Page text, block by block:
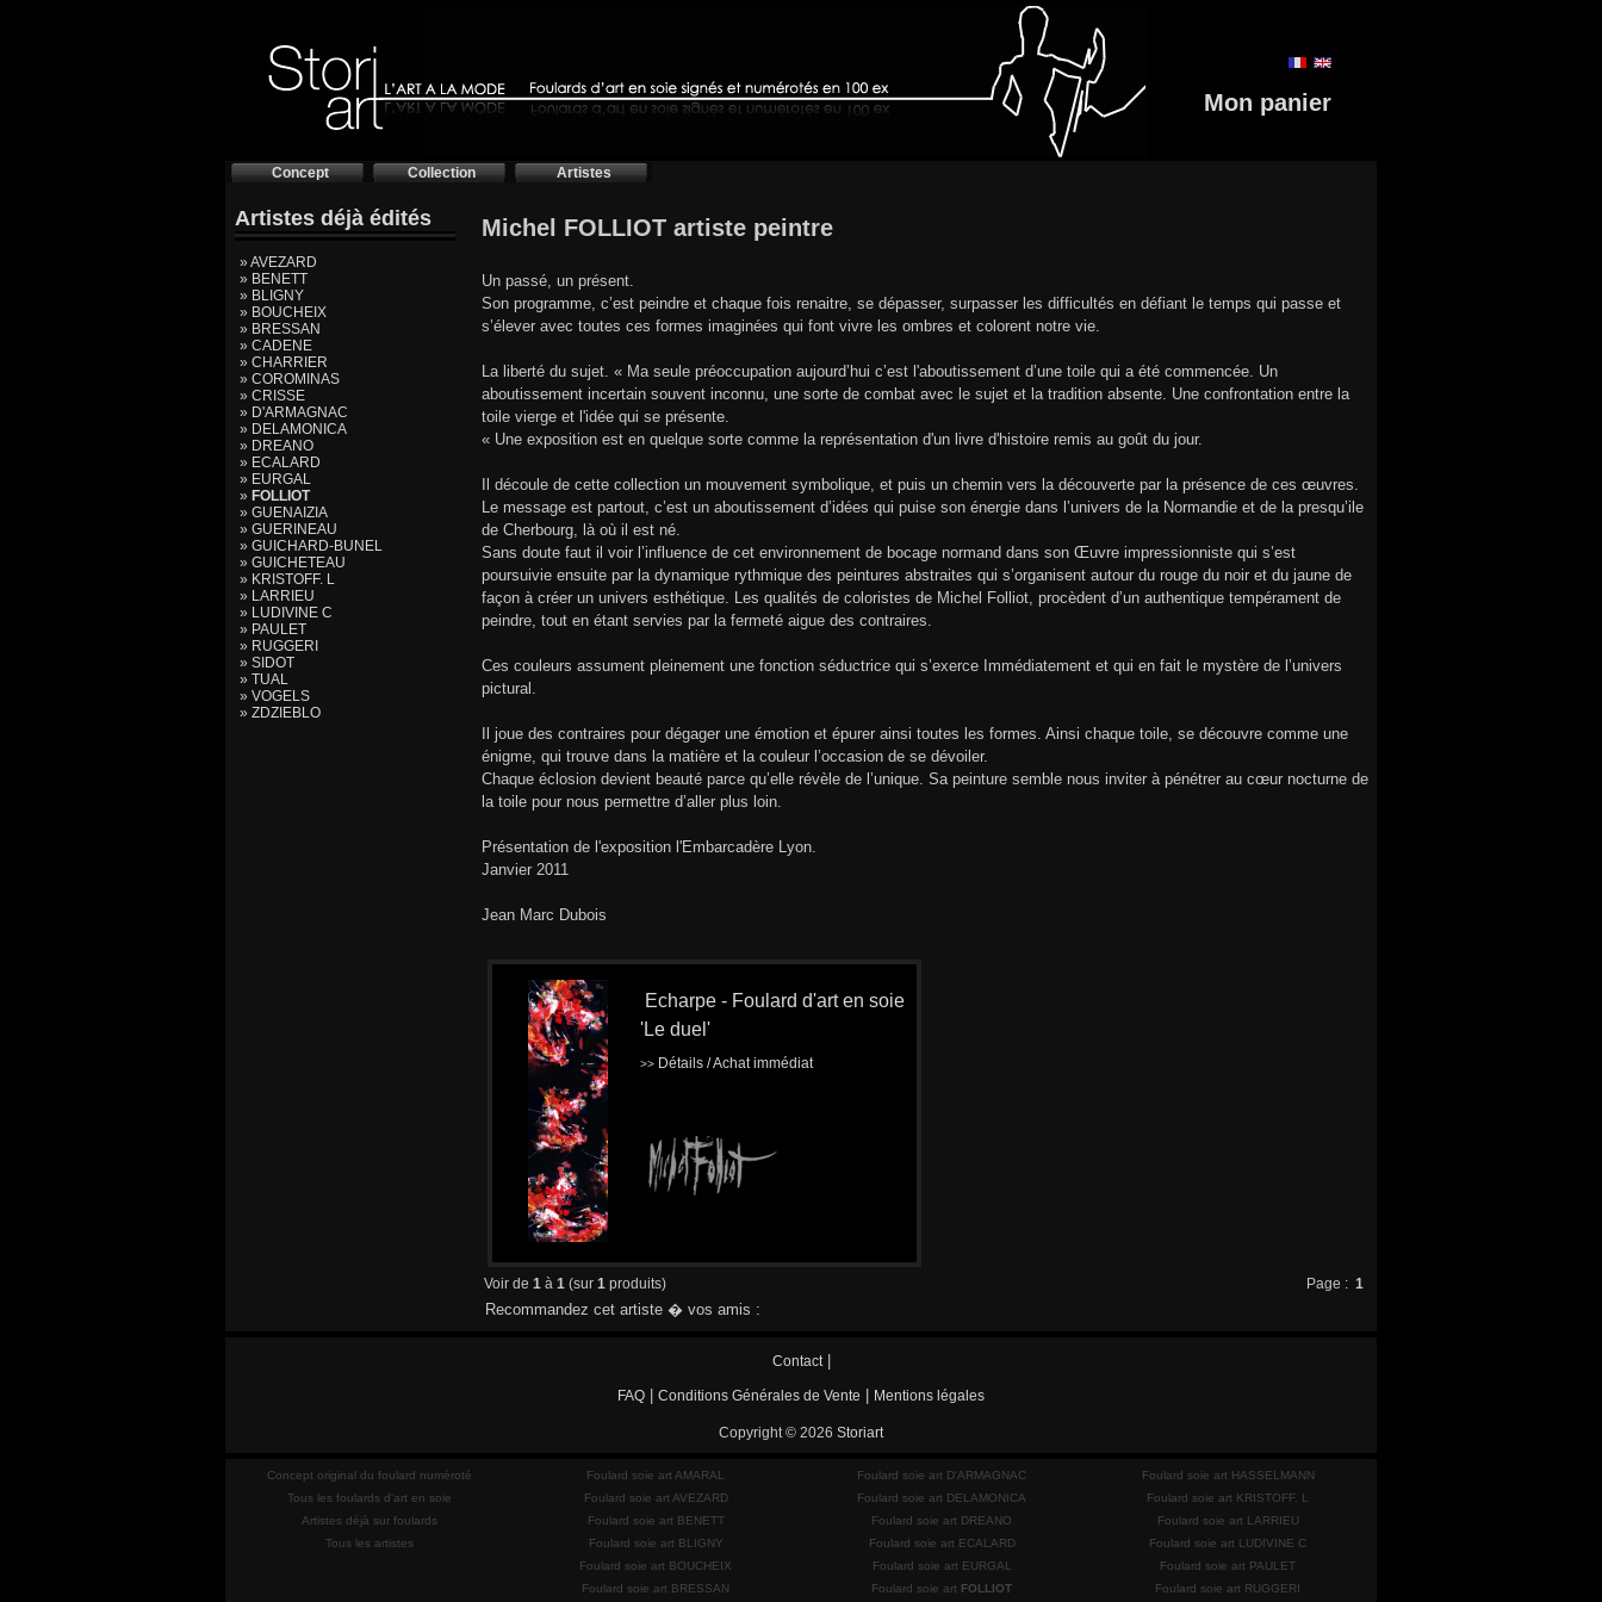
Mon panier
Concept Collection Artistes
Artistes déjà édités
» AVEZARD
» BENETT
» BLIGNY
» BOUCHEIX
» BRESSAN
» CADENE
» CHARRIER
» COROMINAS
» CRISSE
» D'ARMAGNAC
» DELAMONICA
» DREANO
» ECALARD
» EURGAL
» FOLLIOT
» GUENAIZIA
» GUERINEAU
» GUICHARD-BUNEL
» GUICHETEAU
» KRISTOFF. L
» LARRIEU
» LUDIVINE C
» PAULET
» RUGGERI
» SIDOT
» TUAL
» VOGELS
» ZDZIEBLO
Michel FOLLIOT artiste peintre
Un passé, un présent.
Son programme, c’est peindre et chaque fois renaitre, se dépasser, surpasser les difficultés en défiant le temps qui passe et
s’élever avec toutes ces formes imaginées qui font vivre les ombres et colorent notre vie.
La liberté du sujet. « Ma seule préoccupation aujourd’hui c’est l'aboutissement d’une toile qui a été commencée. Un
aboutissement incertain souvent inconnu, une sorte de combat avec le sujet et la tradition absente. Une confrontation entre la
toile vierge et l'idée qui se présente.
« Une exposition est en quelque sorte comme la représentation d'un livre d'histoire remis au goût du jour.
Il découle de cette collection un mouvement symbolique, et puis un chemin vers la découverte par la présence de ces œuvres.
Le message est partout, c’est un aboutissement d’idées qui puise son énergie dans l’univers de la Normandie et de la presqu’ile
de Cherbourg, là où il est né.
Sans doute faut il voir l’influence de cet environnement de bocage normand dans son Œuvre impressionniste qui s’est
poursuivie ensuite par la dynamique rythmique des peintures abstraites qui s’organisent autour du rouge du noir et du jaune de
façon à créer un univers esthétique. Les qualités de coloristes de Michel Folliot, procèdent d’un authentique tempérament de
peindre, tout en étant servies par la fermeté aigue des contraires.
Ces couleurs assument pleinement une fonction séductrice qui s’exerce Immédiatement et qui en fait le mystère de l’univers
pictural.
Il joue des contraires pour dégager une émotion et épurer ainsi toutes les formes. Ainsi chaque toile, se découvre comme une
énigme, qui trouve dans la matière et la couleur l’occasion de se dévoiler.
Chaque éclosion devient beauté parce qu’elle révèle de l’unique. Sa peinture semble nous inviter à pénétrer au cœur nocturne de
la toile pour nous permettre d’aller plus loin.
Présentation de l'exposition l'Embarcadère Lyon.
Janvier 2011
Jean Marc Dubois
Echarpe - Foulard d'art en soie
'Le duel'
>> Détails / Achat immédiat
Voir de 1 à 1 (sur 1 produits) Page : 1
Recommandez cet artiste � vos amis :
Contact|
FAQ Conditions Générales de Vente Mentions légales
Copyright © 2026 Storiart
Concept original du foulard numéroté
Tous les foulards d'art en soie
Artistes déjà sur foulards
Tous les artistes
Foulard soie art AMARAL
Foulard soie art AVEZARD
Foulard soie art BENETT
Foulard soie art BLIGNY
Foulard soie art BOUCHEIX
Foulard soie art BRESSAN
Foulard soie art D'ARMAGNAC
Foulard soie art DELAMONICA
Foulard soie art DREANO
Foulard soie art ECALARD
Foulard soie art EURGAL
Foulard soie art FOLLIOT
Foulard soie art HASSELMANN
Foulard soie art KRISTOFF. L
Foulard soie art LARRIEU
Foulard soie art LUDIVINE C
Foulard soie art PAULET
Foulard soie art RUGGERI